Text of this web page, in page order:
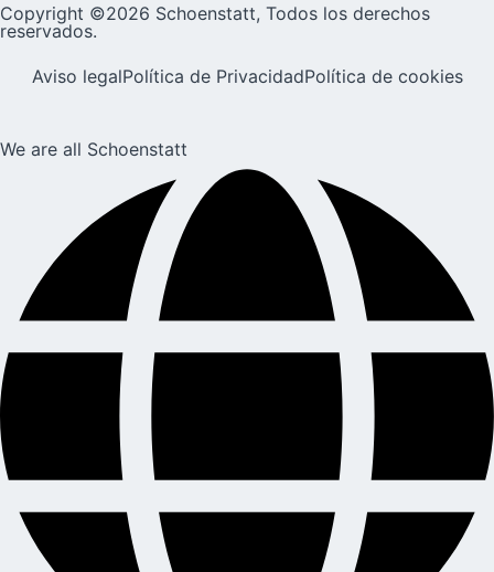
Copyright ©2026 Schoenstatt, Todos los derechos
reservados.
Aviso legalPolítica de PrivacidadPolítica de cookies
We are all Schoenstatt